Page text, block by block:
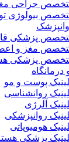
جراحی
بیولوژی
پزشکی
مغز و
پزشکی
درمانگاه
پوست و مو
روانشناسی
آلرژی
روانپزشکی
هومیوپاتی
پزشکی